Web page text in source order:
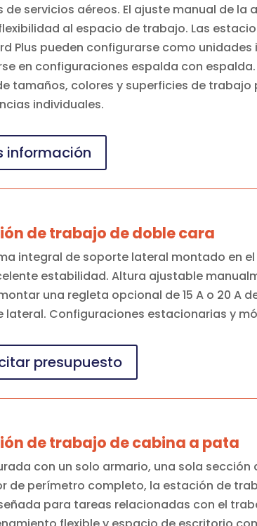
de servicios aéreos. El ajuste manual de la
al espacio de trabajo. Las
Plus pueden configurarse como
en configuraciones espalda con espalda.
tamaños, colores y superficies de trabajo
individuales.
información
de trabajo de doble cara
integral de soporte lateral montado en
estabilidad. Altura ajustable
una regleta opcional de 15 A o 20 A
lateral. Configuraciones estacionarias y
presupuesto
de trabajo de cabina a pata
con un solo armario, una sola sección
de perímetro completo, la estación de
para tareas relacionadas con el